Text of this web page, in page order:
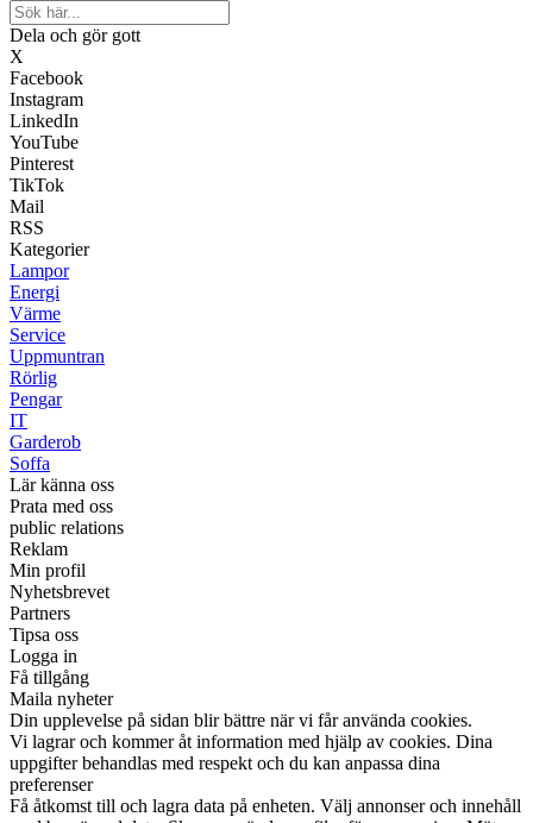
Dela och gör gott
X
Facebook
Instagram
LinkedIn
YouTube
Pinterest
TikTok
Mail
RSS
Kategorier
Lampor
Energi
Värme
Service
Uppmuntran
Rörlig
Pengar
IT
Garderob
Soffa
Lär känna oss
Prata med oss
public relations
Reklam
Min profil
Nyhetsbrevet
Partners
Tipsa oss
Logga in
Få tillgång
Maila nyheter
Din upplevelse på sidan blir bättre när vi får använda cookies.
Vi lagrar och kommer åt information med hjälp av cookies. Dina
uppgifter behandlas med respekt och du kan anpassa dina
preferenser
Få åtkomst till och lagra data på enheten. Välj annonser och innehåll